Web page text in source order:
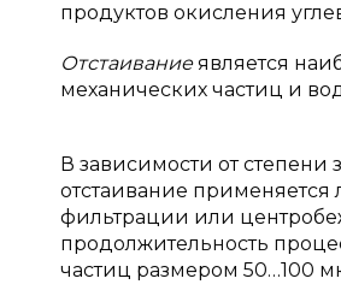
продуктов окисления
Отстаиваниеявляется
механических частиц и
В зависимости от степени
отстаивание
фильтрации или
продолжительность
частиц размером 50…100